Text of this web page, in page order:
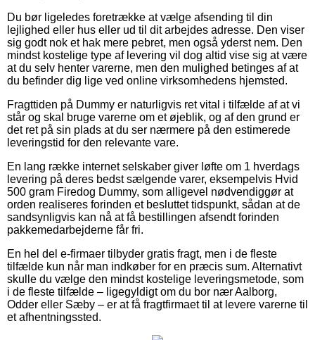
Du bør ligeledes foretrække at vælge afsending til din
lejlighed eller hus eller ud til dit arbejdes adresse. Den viser
sig godt nok et hak mere pebret, men også yderst nem. Den
mindst kostelige type af levering vil dog altid vise sig at være
at du selv henter varerne, men den mulighed betinges af at
du befinder dig lige ved online virksomhedens hjemsted.
Fragttiden på Dummy er naturligvis ret vital i tilfælde af at vi
står og skal bruge varerne om et øjeblik, og af den grund er
det ret på sin plads at du ser nærmere på den estimerede
leveringstid for den relevante vare.
En lang række internet selskaber giver løfte om 1 hverdags
levering på deres bedst sælgende varer, eksempelvis Hvid
500 gram Firedog Dummy, som alligevel nødvendiggør at
orden realiseres forinden et besluttet tidspunkt, sådan at de
sandsynligvis kan nå at få bestillingen afsendt forinden
pakkemedarbejderne får fri.
En hel del e-firmaer tilbyder gratis fragt, men i de fleste
tilfælde kun når man indkøber for en præcis sum. Alternativt
skulle du vælge den mindst kostelige leveringsmetode, som
i de fleste tilfælde – ligegyldigt om du bor nær Aalborg,
Odder eller Sæby – er at få fragtfirmaet til at levere varerne til
et afhentningssted.